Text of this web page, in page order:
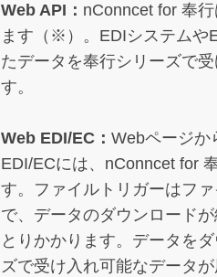
Web API： nConncet for 奉
ます（※）。EDIシステムや
たデータを奉行シリーズで
す。
Web EDI/EC：Webページか
EDI/ECには、nConncet for
す。ファイルトリガーはフ
で、データのダウンロード
とりかかります。データを
ズで受け入れ可能なデータが